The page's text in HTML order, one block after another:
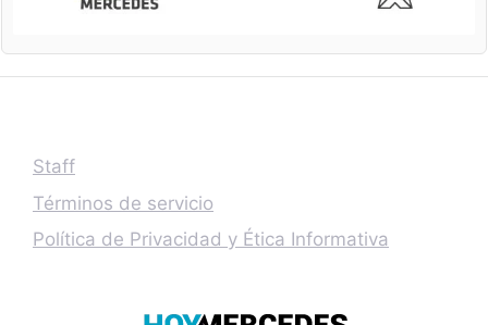
Staff
Términos de servicio
Política de Privacidad y Ética Informativa